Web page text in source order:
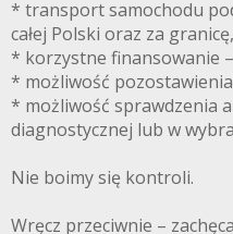
* transport samochodu
całej Polski oraz za granicę,
* korzystne finansowanie
* możliwość
* możliwość sprawdzenia
diagnostycznej lub w
Nie boimy się kontroli.
Wręcz przeciwnie –